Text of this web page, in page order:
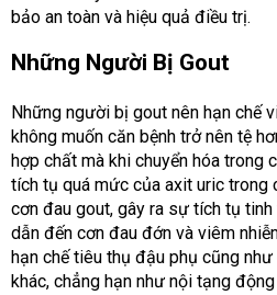
bảo an toàn và hiệu quả điều trị.
Những Người Bị Gout
Những người bị gout nên hạn chế
không muốn căn bệnh trở nên tệ
hợp chất mà khi chuyển hóa trong
tích tụ quá mức của axit uric trong
cơn đau gout, gây ra sự tích tụ
dẫn đến cơn đau đớn và viêm
hạn chế tiêu thụ đậu phụ cũng
khác, chẳng hạn như nội tạng